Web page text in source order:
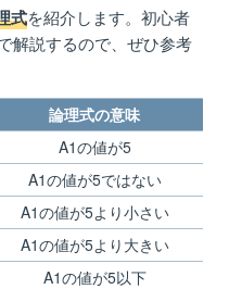
数
法
の値が指定されていな
を間違えている
削除されている
値が入力されている
式を紹介します。初心者
解説するので、ぜひ参考
論理式の意味
A1の値が5
A1の値が5ではない
A1の値が5より小さい
A1の値が5より大きい
A1の値が5以下